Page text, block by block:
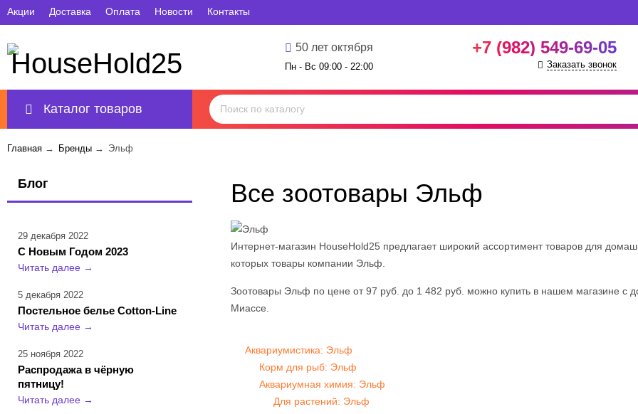
Акции Доставка Оплата Новости Контакты
50 лет октября
Пн - Вс 09:00 - 22:00
+7 (982) 549-69-05
Заказать звонок
Каталог товаров
Главная → Бренды → Эльф
Блог
29 декабря 2022
С Новым Годом 2023
Читать далее →
5 декабря 2022
Постельное белье Cotton-Line
Читать далее →
25 ноября 2022
Распродажа в чёрную
пятницу!
Читать далее →
Все зоотовары Эльф
Интернет-магазин HouseHold25 предлагает широкий ассортимент товаров для
которых товары компании Эльф.
Зоотовары Эльф по цене от 97 руб. до 1 482 руб. можно купить в нашем магазине с
Миассе.
Аквариумистика: Эльф
Корм для рыб: Эльф
Аквариумная химия: Эльф
Для растений: Эльф